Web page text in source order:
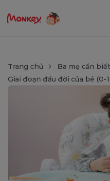
Trang chủ Ba mẹ cần biết
Giai đoạn đầu đời của bé (0-